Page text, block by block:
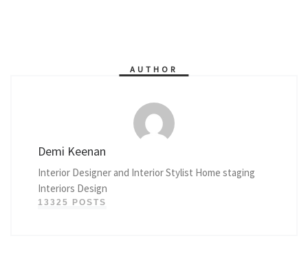
AUTHOR
Demi Keenan
Interior Designer and Interior Stylist Home staging
Interiors Design
13325 POSTS